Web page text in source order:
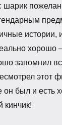
шарик
истории,
хорошо
запомнил
этот
он был и есть
кинчик!